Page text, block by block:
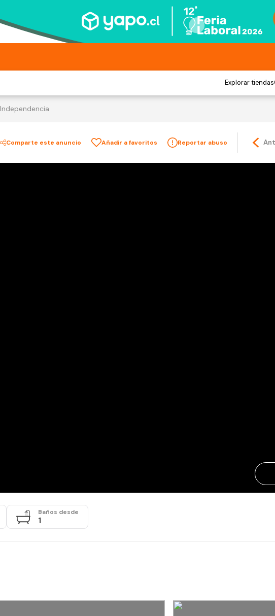
Explorar tiendas
Independencia
Comparte este anuncio Añadir a favoritos Reportar abuso
Baños desde
1